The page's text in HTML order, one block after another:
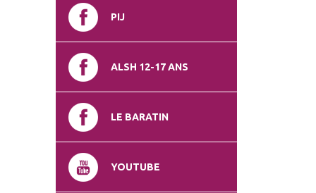
PIJ
ALSH 12-17 ANS
LE BARATIN
YOUTUBE